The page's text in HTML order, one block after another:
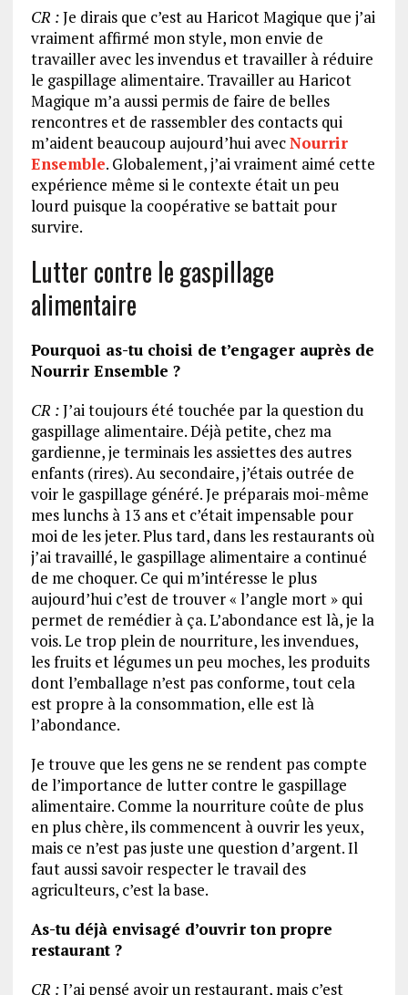
CR :Je dirais que c’est au Haricot Magique que j’ai
vraiment affirmé mon style, mon envie de
travailler avec les invendus et travailler à réduire
le gaspillage alimentaire. Travailler au Haricot
Magique m’a aussi permis de faire de belles
rencontres et de rassembler des contacts qui
m’aident beaucoup aujourd’hui avecNourrir
Ensemble. Globalement, j’ai vraiment aimé cette
expérience même si le contexte était un peu
lourd puisque la coopérative se battait pour
survire.
Lutter contre le gaspillage
alimentaire
Pourquoi as-tu choisi de t’engager auprès de
Nourrir Ensemble ?
CR :J’ai toujours été touchée par la question du
gaspillage alimentaire. Déjà petite, chez ma
gardienne, je terminais les assiettes des autres
enfants (rires). Au secondaire, j’étais outrée de
voir le gaspillage généré. Je préparais moi-même
mes lunchs à 13 ans et c’était impensable pour
moi de les jeter. Plus tard, dans les restaurants où
j’ai travaillé, le gaspillage alimentaire a continué
de me choquer. Ce qui m’intéresse le plus
aujourd’hui c’est de trouver « l’angle mort » qui
permet de remédier à ça. L’abondance est là, je la
vois. Le trop plein de nourriture, les invendues,
les fruits et légumes un peu moches, les produits
dont l’emballage n’est pas conforme, tout cela
est propre à la consommation, elle est là
l’abondance.
Je trouve que les gens ne se rendent pas compte
de l’importance de lutter contre le gaspillage
alimentaire. Comme la nourriture coûte de plus
en plus chère, ils commencent à ouvrir les yeux,
mais ce n’est pas juste une question d’argent. Il
faut aussi savoir respecter le travail des
agriculteurs, c’est la base.
As-tu déjà envisagé d’ouvrir ton propre
restaurant ?
CR :J’ai pensé avoir un restaurant, mais c’est